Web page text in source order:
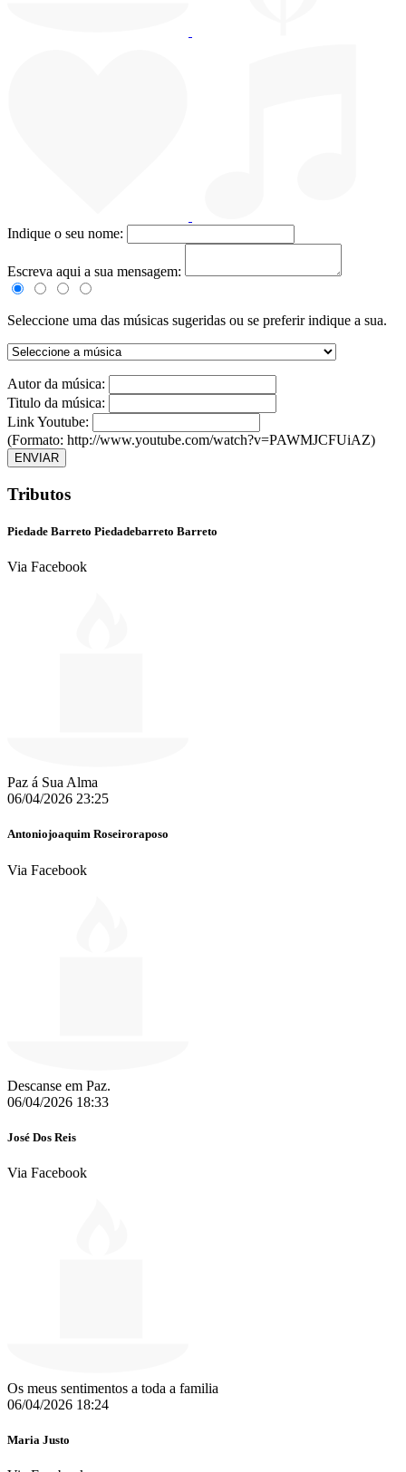
Indique o seu nome:
Escreva aqui a sua mensagem:
Seleccione uma das músicas sugeridas ou se preferir indique a sua.
Autor da música:
Titulo da música:
Link Youtube:
(Formato: http://www.youtube.com/watch?v=PAWMJCFUiAZ)
ENVIAR
Tributos
Piedade Barreto Piedadebarreto Barreto
Via Facebook
Paz á Sua Alma
06/04/2026 23:25
Antoniojoaquim Roseiroraposo
Via Facebook
Descanse em Paz.
06/04/2026 18:33
José Dos Reis
Via Facebook
Os meus sentimentos a toda a familia
06/04/2026 18:24
Maria Justo